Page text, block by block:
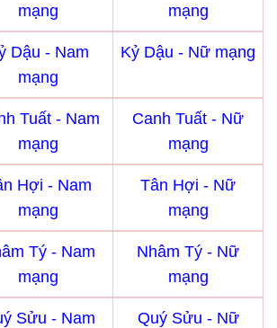
mạng
mạng
Dậu - Nam
mạng
Kỷ Dậu - Nữ mạng
Tuất - Nam
mạng
Canh Tuất - Nữ
mạng
Hợi - Nam
mạng
Tân Hợi - Nữ
mạng
Tý - Nam
mạng
Nhâm Tý - Nữ
mạng
Sửu - Nam
Quý Sửu - Nữ